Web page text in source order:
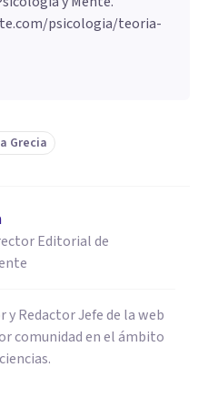
psicologia/teoria-
Grecia
Editorial de
Redactor Jefe de la web
comunidad en el ámbito